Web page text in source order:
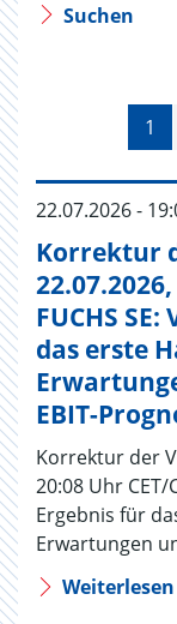
Suchen
1
22.07.2026 -
Korrektur
22.07.2026,
FUCHS
das erste
EBIT-
Korrektur der
20:08 Uhr CET/
Ergebnis für
Erwartungen
Weiterlesen